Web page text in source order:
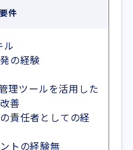
件
ル
の経験
理ツールを活用した
善
責任者としての経
トの経験無